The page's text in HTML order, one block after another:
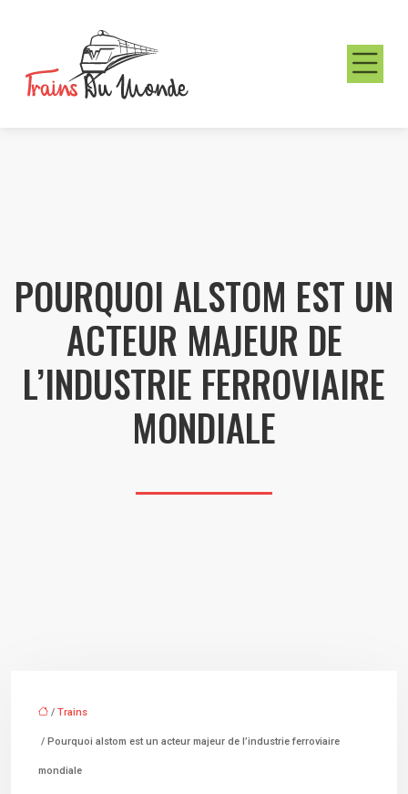
POURQUOI ALSTOM EST UN
ACTEUR MAJEUR DE
L’INDUSTRIE FERROVIAIRE
MONDIALE
/ Trains
/ Pourquoi alstom est un acteur majeur de l’industrie ferroviaire
mondiale